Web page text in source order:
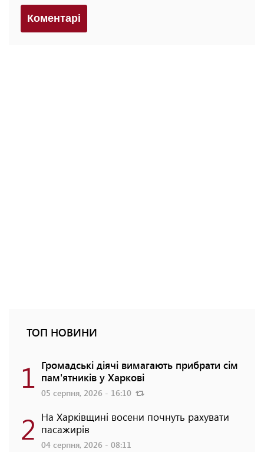
Коментарi
ТОП НОВИНИ
1 Громадські діячі вимагають прибрати сім
пам'ятників у Харкові
05 серпня, 2026 - 16:10
2 На Харківщині восени почнуть рахувати
пасажирів
04 серпня, 2026 - 08:11